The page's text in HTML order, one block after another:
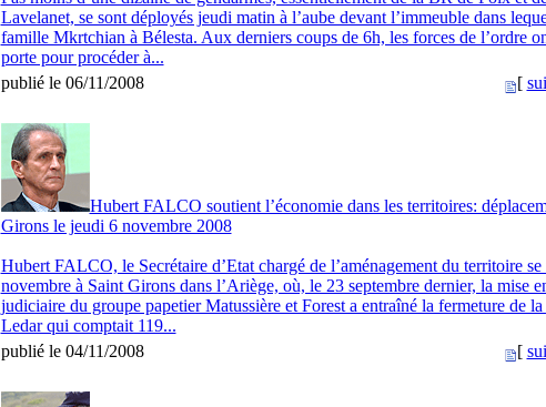
Lavelanet, se sont déployés jeudi matin à l’aube devant l’immeuble dans
famille Mkrtchian à Bélesta. Aux derniers coups de 6h, les forces de l’ordre
porte pour procéder à...
publié le 06/11/2008
[
Hubert FALCO soutient l’économie dans les territoires:
Girons le jeudi 6 novembre 2008
Hubert FALCO, le Secrétaire d’Etat chargé de l’aménagement du territoire
novembre à Saint Girons dans l’Ariège, où, le 23 septembre dernier, la mise
judiciaire du groupe papetier Matussière et Forest a entraîné la fermeture de la
Ledar qui comptait 119...
publié le 04/11/2008
[